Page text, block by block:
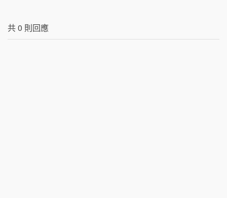
共0 則回應